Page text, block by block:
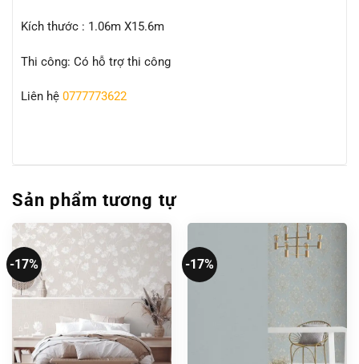
Kích thước : 1.06m X15.6m
Thi công: Có hỗ trợ thi công
Liên hệ 0777773622
Sản phẩm tương tự
-17% -17%